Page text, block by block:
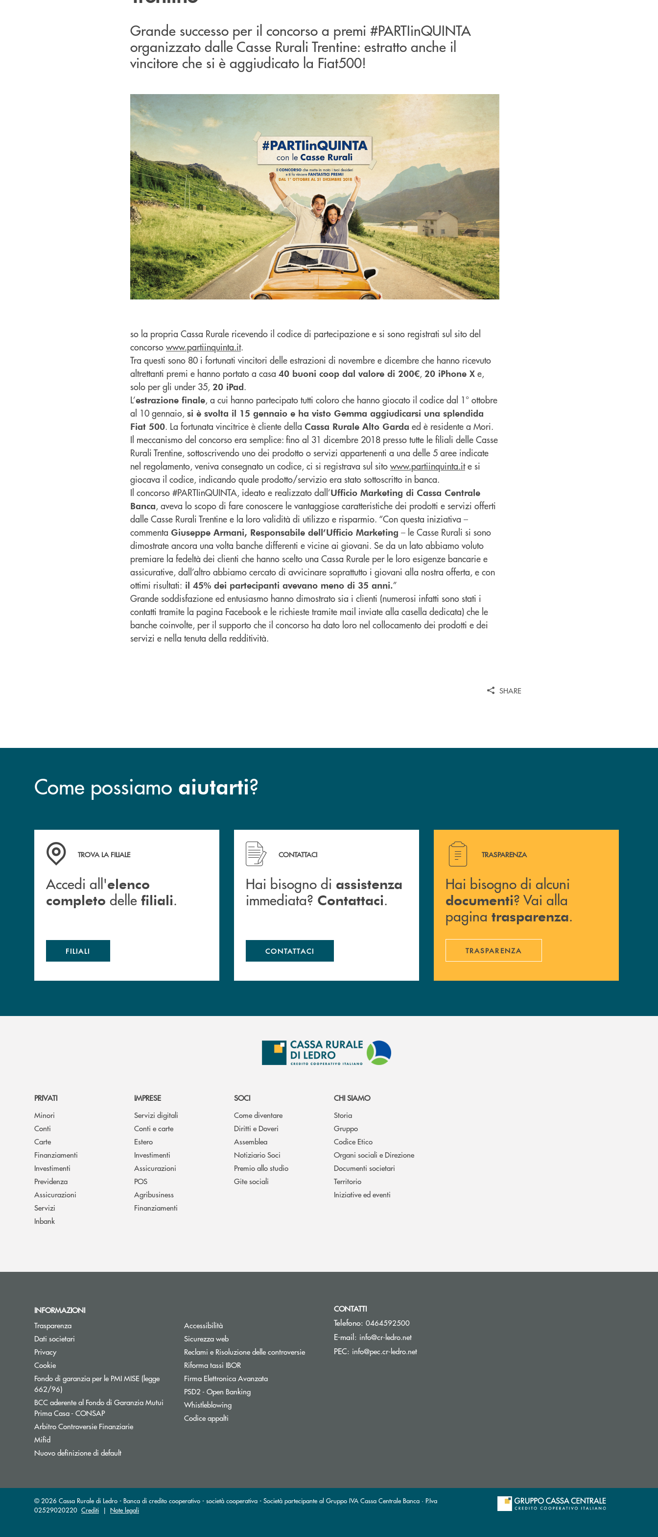
Grande successo per il concorso a premi #PARTIinQUINTA
organizzato dalle Casse Rurali Trentine: estratto anche il
vincitore che si è aggiudicato la Fiat500!
so la propria Cassa Rurale ricevendo il codice di partecipazione e si sono registrati sul sito del
concorso www.partiinquinta.it.
Tra questi sono 80 i fortunati vincitori delle estrazioni di novembre e dicembre che hanno ricevuto
altrettanti premi e hanno portato a casa 40 buoni coop dal valore di 200€, 20 iPhone X e,
solo per gli under 35, 20 iPad.
L’estrazione finale, a cui hanno partecipato tutti coloro che hanno giocato il codice dal 1° ottobre
al 10 gennaio, si è svolta il 15 gennaio e ha visto Gemma aggiudicarsi una splendida
Fiat 500. La fortunata vincitrice è cliente della Cassa Rurale Alto Garda ed è residente a Mori.
Il meccanismo del concorso era semplice: fino al 31 dicembre 2018 presso tutte le filiali delle Casse
Rurali Trentine, sottoscrivendo uno dei prodotto o servizi appartenenti a una delle 5 aree indicate
nel regolamento, veniva consegnato un codice, ci si registrava sul sito www.partiinquinta.ite si
giocava il codice, indicando quale prodotto/servizio era stato sottoscritto in banca.
Il concorso #PARTIinQUINTA, ideato e realizzato dall’Ufficio Marketing di Cassa Centrale
Banca, aveva lo scopo di fare conoscere le vantaggiose caratteristiche dei prodotti e servizi offerti
dalle Casse Rurali Trentine e la loro validità di utilizzo e risparmio. “Con questa iniziativa –
commenta Giuseppe Armani, Responsabile dell’Ufficio Marketing – le Casse Rurali si sono
dimostrate ancora una volta banche differenti e vicine ai giovani. Se da un lato abbiamo voluto
premiare la fedeltà dei clienti che hanno scelto una Cassa Rurale per le loro esigenze bancarie e
assicurative, dall’altro abbiamo cercato di avvicinare soprattutto i giovani alla nostra offerta, e con
ottimi risultati: il 45% dei partecipanti avevano meno di 35 anni.”
Grande soddisfazione ed entusiasmo hanno dimostrato sia i clienti (numerosi infatti sono stati i
contatti tramite la pagina Facebook e le richieste tramite mail inviate alla casella dedicata) che le
banche coinvolte, per il supporto che il concorso ha dato loro nel collocamento dei prodotti e dei
servizi e nella tenuta della redditività.
SHARE
Come possiamo aiutarti?
Accedi all' elenco completo delle filiali .
TROVA LA FILIALE
Accedi all'elenco
completo delle filiali.
FILIALI
Hai bisogno di assistenza immediata? Contattaci .
CONTATTACI
Hai bisogno di assistenza
immediata? Contattaci.
CONTATTACI
Hai bisogno di alcuni documenti ? Vai alla pagina
TRASPARENZA
Hai bisogno di alcuni
documenti? Vai alla
pagina trasparenza.
TRASPARENZA
PRIVATI
Minori
Conti
Carte
Finanziamenti
Investimenti
Previdenza
Assicurazioni
Servizi
Inbank
IMPRESE
Servizi digitali
Conti e carte
Estero
Investimenti
Assicurazioni
POS
Agribusiness
Finanziamenti
SOCI
Come diventare
Diritti e Doveri
Assemblea
Notiziario Soci
Premio allo studio
Gite sociali
CHI SIAMO
Storia
Gruppo
Codice Etico
Organi sociali e Direzione
Documenti societari
Territorio
Iniziative ed eventi
INFORMAZIONI
Trasparenza
Dati societari
Privacy
Cookie
Fondo di garanzia per le PMI MISE (legge
662/96)Apre una nuova finestra
BCC aderente al Fondo di Garanzia Mutui
Prima Casa - CONSAPApre una nuova finestra
Arbitro Controversie FinanziarieApre una nuova finestra
Mifid
Nuovo definizione di default
Accessibilità
Sicurezza web
Reclami e Risoluzione delle controversie
Riforma tassi IBORApre una nuova finestra
Firma Elettronica Avanzata
PSD2 - Open BankingApre una nuova finestra
Whistleblowing
Codice appalti
CONTATTI
Telefono: 0464592500
E-mail: info@cr-ledro.net(si apre l’app di posta elettronica)
PEC: info@pec.cr-ledro.net(si apre l’app di posta elettronica)
© 2026 Cassa Rurale di Ledro - Banca di credito cooperativo - società cooperativa - Società partecipante al Gruppo IVA Cassa Centrale Banca · P.Iva
02529020220 Crediti | Note legali